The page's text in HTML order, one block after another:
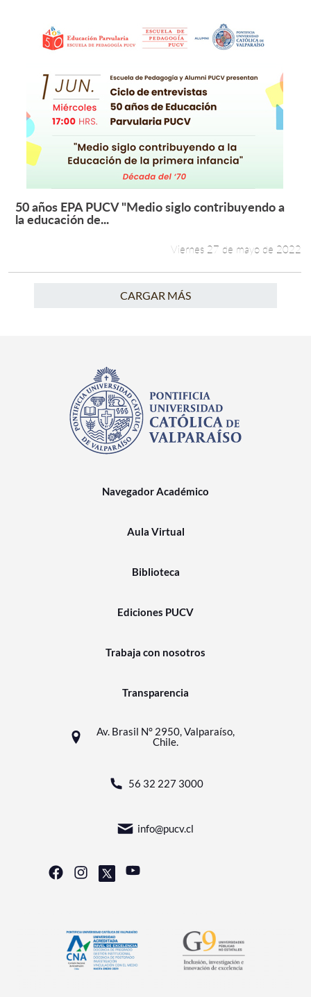
Leer más +
50 años EPA PUCV "Medio siglo contribuyendo a
la educación de...
Viernes 27 de mayo de 2022
CARGAR MÁS
Navegador Académico
Aula Virtual
Biblioteca
Ediciones PUCV
Trabaja con nosotros
Transparencia
Av. Brasil N° 2950, Valparaíso,
Chile.
56 32 227 3000
info@pucv.cl